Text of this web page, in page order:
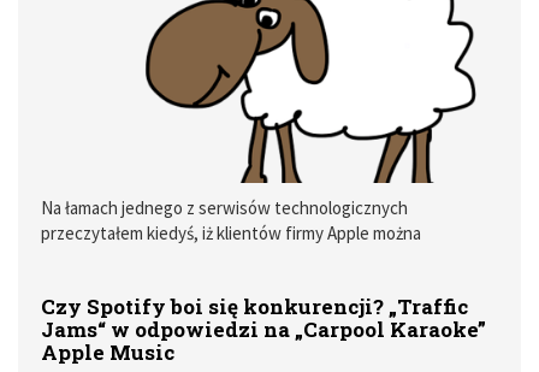
Na łamach jednego z serwisów technologicznych
przeczytałem kiedyś, iż klientów firmy Apple można
dużo prawdy. Swoją opinię na ten temat wyraziłem w artykule
pt. „Jak diabeł nie skusi, to Apple musi” opublikowanym w
ostatnim numerze MyApple Magazynu. Czegokolwiek Apple
Czy Spotify boi się konkurencji? „Traffic
Jams“ w odpowiedzi na „Carpool Karaoke”
Apple Music